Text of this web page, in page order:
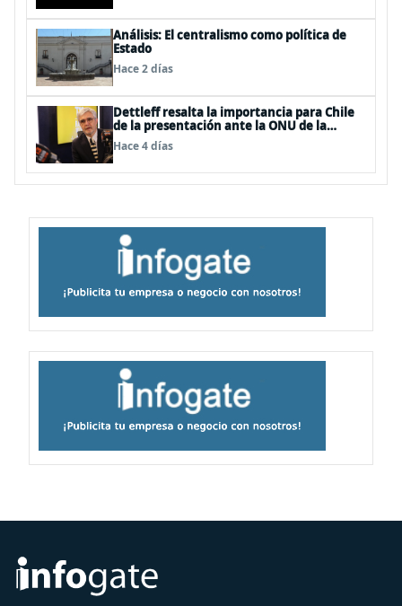
Análisis: El centralismo como política de
Estado
Hace 2 días
Dettleff resalta la importancia para Chile
de la presentación ante la ONU de la
Plataforma Continental Extendida del
Archipiélago Juan Fernández
Hace 4 días